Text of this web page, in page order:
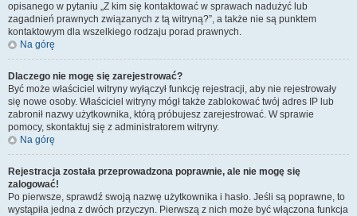
opisanego w pytaniu „Z kim się kontaktować w sprawach nadużyć lub
zagadnień prawnych związanych z tą witryną?”, a także nie są punktem
kontaktowym dla wszelkiego rodzaju porad prawnych.
Na górę
Dlaczego nie mogę się zarejestrować?
Być może właściciel witryny wyłączył funkcję rejestracji, aby nie rejestrowały
się nowe osoby. Właściciel witryny mógł także zablokować twój adres IP lub
zabronił nazwy użytkownika, którą próbujesz zarejestrować. W sprawie
pomocy, skontaktuj się z administratorem witryny.
Na górę
Rejestracja została przeprowadzona poprawnie, ale nie mogę się
zalogować!
Po pierwsze, sprawdź swoją nazwę użytkownika i hasło. Jeśli są poprawne, to
wystąpiła jedna z dwóch przyczyn. Pierwszą z nich może być włączona funkcja